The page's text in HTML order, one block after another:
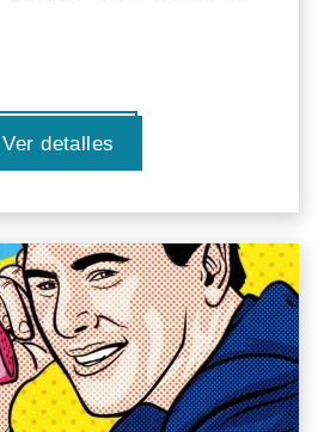
Ver detalles